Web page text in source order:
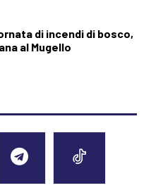
di incendi di bosco,
al Mugello